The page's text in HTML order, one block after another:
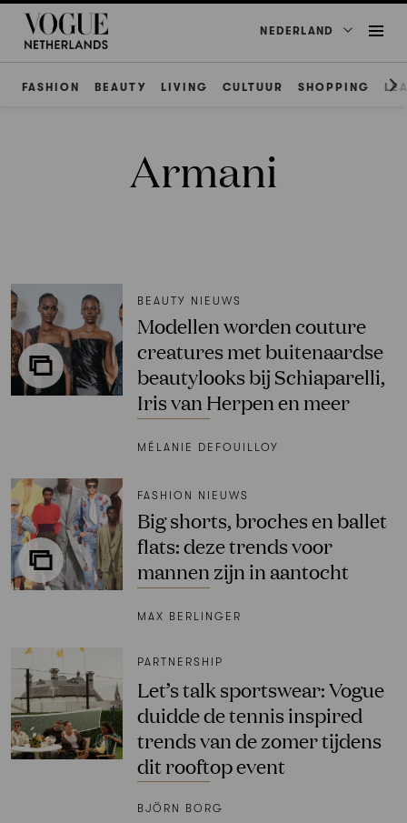
NEDERLAND
FASHION BEAUTY LIVING CULTUUR SHOPPING
Armani
BEAUTY NIEUWS
Modellen worden couture
creatures met buitenaardse
beautylooks bij Schiaparelli,
Iris van Herpen en meer
MÉLANIE DEFOUILLOY
FASHION NIEUWS
Big shorts, broches en ballet
flats: deze trends voor
mannen zijn in aantocht
MAX BERLINGER
PARTNERSHIP
Let’s talk sportswear: Vogue
duidde de tennis inspired
trends van de zomer tijdens
dit rooftop event
BJÖRN BORG